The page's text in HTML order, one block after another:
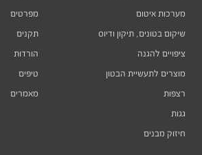
מערכות איטום
שיקום בטונים, תיקון ודיוס
ציפויים להגנה
מוצרים לתעשיית הבטון
רצפות
גגות
חיזוק מבנים
מפרטים
תקנים
הורדות
טיפים
מאמרים